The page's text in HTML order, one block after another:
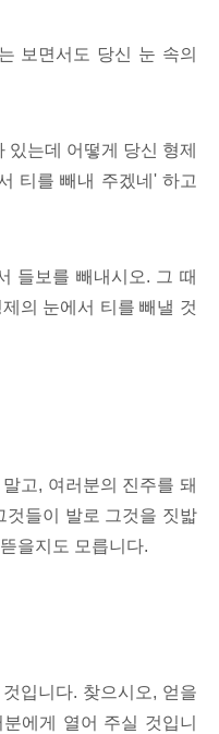
보면서도 당신 눈 속의
있는데 어떻게 당신 형제
티를 빼내 주겠네' 하고
들보를 빼내시오. 그 때
의 눈에서 티를 빼낼 것
고, 여러분의 진주를 돼
것들이 발로 그것을 짓밟
을지도 모릅니다.
입니다. 찾으시오, 얻을
에게 열어 주실 것입니